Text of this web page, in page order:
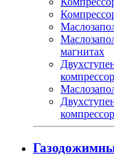
магнитах